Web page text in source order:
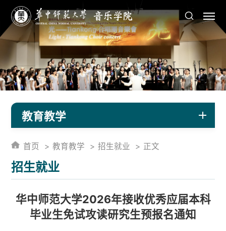
教育教学
招生就业
首页 教育教学 招生就业 正文
华中师范大学2026年接收优秀应届本科
毕业生免试攻读研究生预报名通知